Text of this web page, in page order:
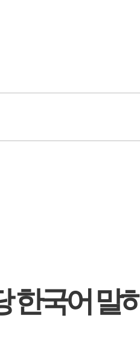
한국어 말